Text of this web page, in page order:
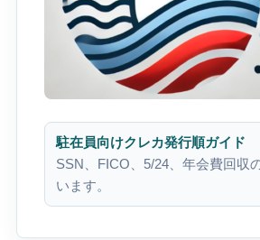
駐在員向けクレカ発行順ガイド
SSN、FICO、5/24、年会費回収
います。